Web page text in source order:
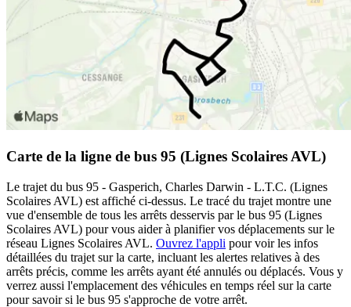
Carte de la ligne de bus 95 (Lignes Scolaires AVL)
Le trajet du bus 95 - Gasperich, Charles Darwin - L.T.C. (Lignes
Scolaires AVL) est affiché ci-dessus. Le tracé du trajet montre une
vue d'ensemble de tous les arrêts desservis par le bus 95 (Lignes
Scolaires AVL) pour vous aider à planifier vos déplacements sur le
réseau Lignes Scolaires AVL. Ouvrez l'appli pour voir les infos
détaillées du trajet sur la carte, incluant les alertes relatives à des
arrêts précis, comme les arrêts ayant été annulés ou déplacés. Vous y
verrez aussi l'emplacement des véhicules en temps réel sur la carte
pour savoir si le bus 95 s'approche de votre arrêt.